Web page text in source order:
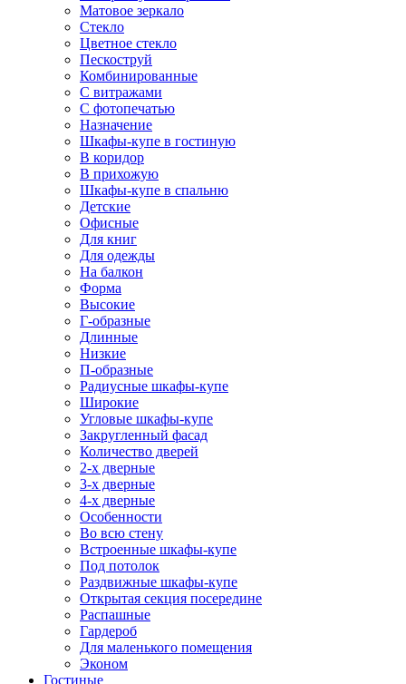
Матовое зеркало
Стекло
Цветное стекло
Пескоструй
Комбинированные
С витражами
С фотопечатью
Назначение
Шкафы-купе в гостиную
В коридор
В прихожую
Шкафы-купе в спальню
Детские
Офисные
Для книг
Для одежды
На балкон
Форма
Высокие
Г-образные
Длинные
Низкие
П-образные
Радиусные шкафы-купе
Широкие
Угловые шкафы-купе
Закругленный фасад
Количество дверей
2-х дверные
3-х дверные
4-х дверные
Особенности
Во всю стену
Встроенные шкафы-купе
Под потолок
Раздвижные шкафы-купе
Открытая секция посередине
Распашные
Гардероб
Для маленького помещения
Эконом
Гостиные